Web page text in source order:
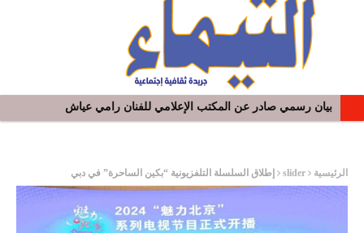
بيان رسمي صادر عن المكتب الإعلامي للفنان رامي عياش
في افتتاح مهرجان بومخلوف الدولي: رؤوف ماهر يتالق و يشد الجمهور
الرئيسية slider إطلاق السلسلة التلفزيونية “بكين الساحرة” في دبي